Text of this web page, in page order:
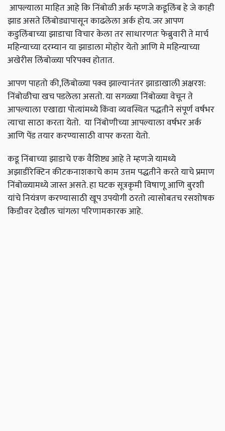
आपल्याला माहित आहे कि निंबोळी अर्क म्हणजे कडूलिंब हे जे काही
झाड असते लिंबोड्यापासून काढलेला अर्क होय. जर आपण
कडुलिंबाच्या झाडाचा विचार केला तर साधारणतः फेब्रुवारी ते मार्च
महिन्याच्या दरम्यान या झाडाला मोहोर येतो आणि मे महिन्याच्या
अखेरीस लिंबोळ्या परिपक्व होतात.
आपण पाहतो की,लिंबोळ्या पक्व झाल्यानंतर झाडाखाली अक्षरश:
निंबोळीचा खच पडलेला असतो. या सगळ्या निंबोळ्या वेचून ते
आपल्याला एखाद्या पोत्यांमध्ये किंवा व्यवस्थित पद्धतीने संपूर्ण वर्षभर
त्याचा साठा करता येतो. या निंबोणीच्या आपल्याला वर्षभर अर्क
आणि पेंड तयार करण्यासाठी वापर करता येतो.
कडू निंबाच्या झाडाचे एक वैशिष्ट्य आहे ते म्हणजे यामध्ये
अझाडीरेक्टिन कीटकनाशकाचे काम उत्तम पद्धतीने करते याचे प्रमाण
निंबोळ्यामध्ये जास्त असते. हा घटक सूत्रकृमी विषाणू आणि बुरशी
यांचे नियंत्रण करण्यासाठी खूप उपयोगी ठरतो त्यासोबतच रसशोषक
किडीवर देखील चांगला परिणामकारक आहे.